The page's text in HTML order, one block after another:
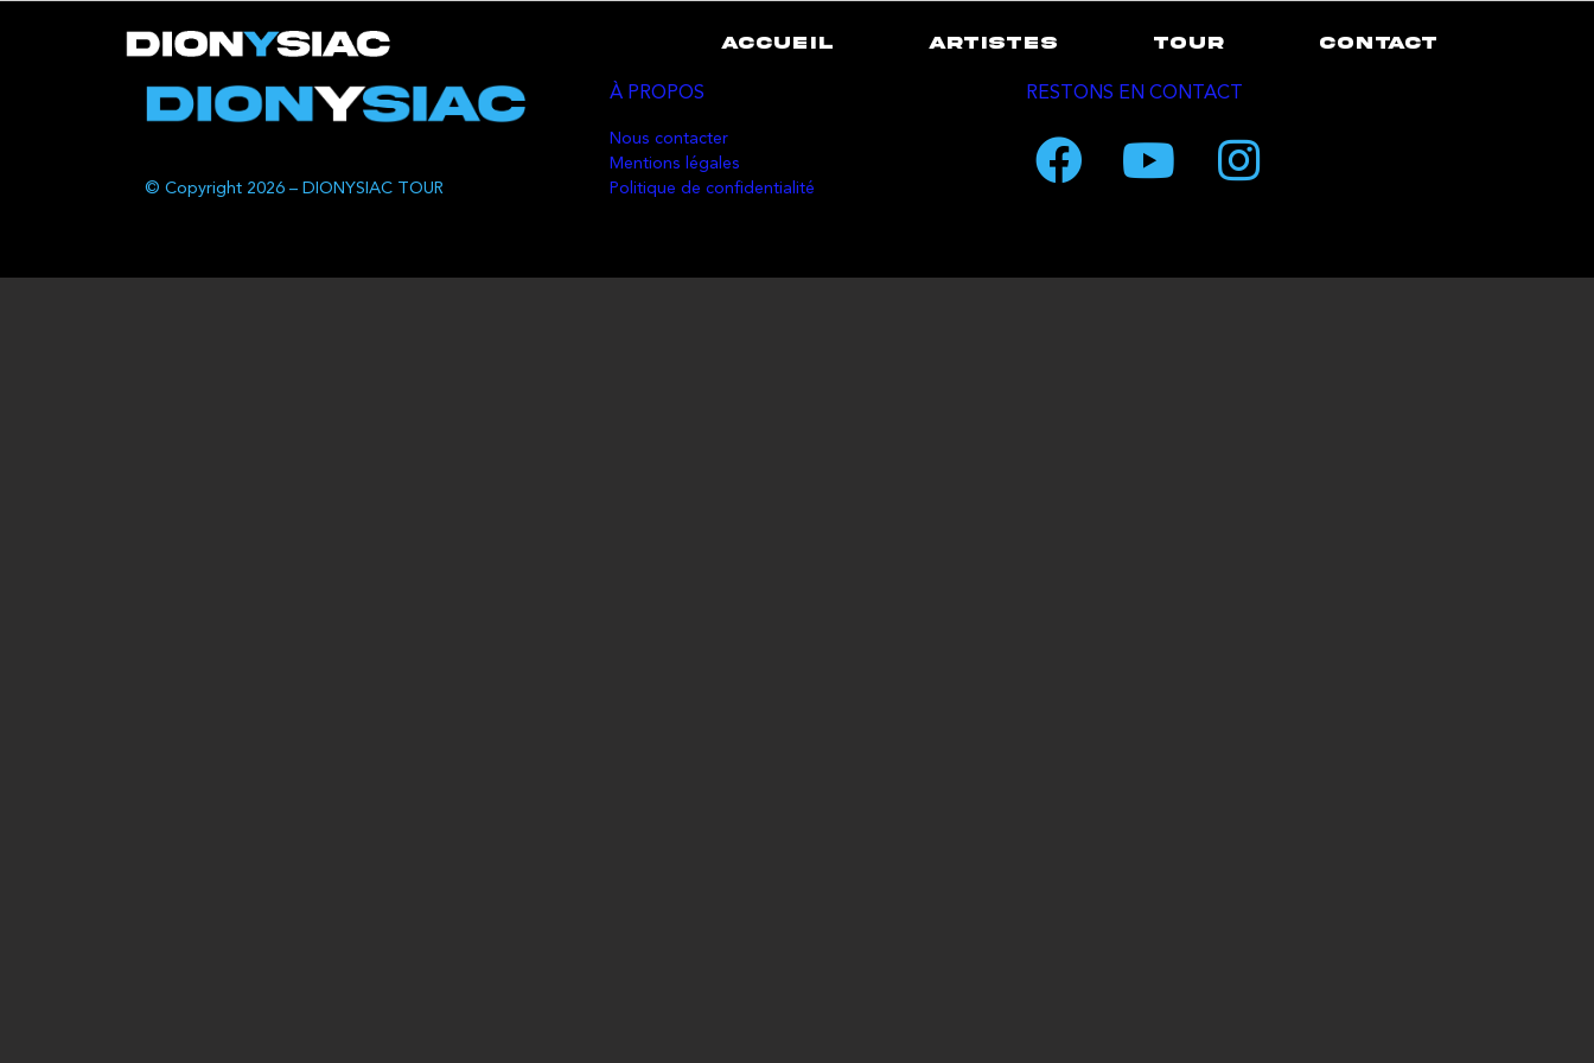
ACCUEIL ARTISTES TOUR CONTACT
© Copyright 2026 – DIONYSIAC TOUR
À PROPOS
Nous contacter
Mentions légales
Politique de confidentialité
RESTONS EN CONTACT